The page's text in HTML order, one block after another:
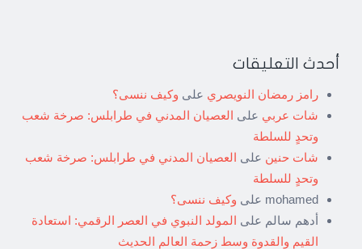
أحدث التعليقات
رامز رمضان النويصري على وكيف ننسى؟
شات عربي على العصيان المدني في طرابلس: صرخة شعب
وتحدٍ للسلطة
شات حنين على العصيان المدني في طرابلس: صرخة شعب
وتحدٍ للسلطة
mohamed على وكيف ننسى؟
أدهم سالم على المولد النبوي في العصر الرقمي: استعادة
القيم والقدوة وسط زحمة العالم الحديث